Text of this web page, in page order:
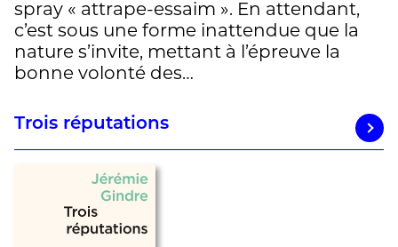
spray « attrape-essaim ». En attendant,
c’est sous une forme inattendue que la
nature s’invite, mettant à l’épreuve la
bonne volonté des…
Trois réputations